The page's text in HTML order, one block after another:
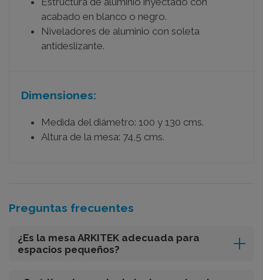
acabado en blanco o negro.
Niveladores de aluminio con soleta
antideslizante.
Dimensiones:
Medida del diámetro: 100 y 130 cms.
Altura de la mesa: 74,5 cms.
Preguntas frecuentes
¿Es la mesa ARKITEK adecuada para
espacios pequeños?